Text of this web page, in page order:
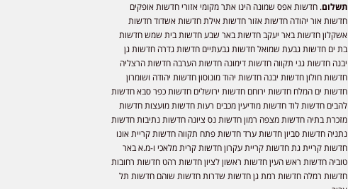
תשלום. חדשות אפס שמונה הינו אתר מקומי אזורי חדשות אופקים
חדשות אור יהודה חדשות אזור חדשות אילת חדשות אשדוד חדשות
אשקלון חדשות באר יעקב חדשות באר שבע חדשות בית שמש חדשות
בת ים חדשות גבעת שמואל חדשות גבעתיים חדשות גדרה חדשות גן
יבנה חדשות גני תקווה חדשות דימונה חדשות הערבה חדשות הרצליה
חדשות חולון חדשות יבנה חדשות יהוד מונוסון חדשות יהודה ושומרון
חדשות ים המלח חדשות ירוחם חדשות ירושלים חדשות כפר סבא חדשות
להבים חדשות לוד חדשות מודיעין מכבים רעות חדשות מועצות חדשות
מזכרת בתיה חדשות מצפה רמון חדשות נס ציונה חדשות נתיבות חדשות
נתניה חדשות סביון חדשות ערד חדשות פתח תקווה חדשות קריית אונו
חדשות קריית גת חדשות קריית עקרון חדשות קרית מלאכי ו-מ.א באר
טוביה חדשות ראש העין חדשות ראשון לציון חדשות רהט חדשות רחובות
חדשות רמלה חדשות רמת גן חדשות שדרות חדשות שוהם חדשות תל